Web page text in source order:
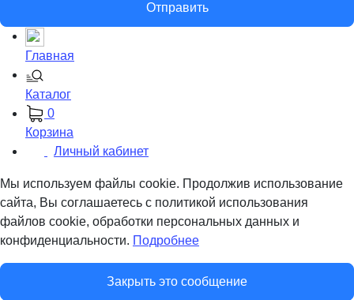
Отправить
Главная
Каталог
0
Корзина
Личный кабинет
Мы используем файлы cookie. Продолжив использование
сайта, Вы соглашаетесь с политикой использования
файлов cookie, обработки персональных данных и
конфиденциальности. Подробнее
Закрыть это сообщение